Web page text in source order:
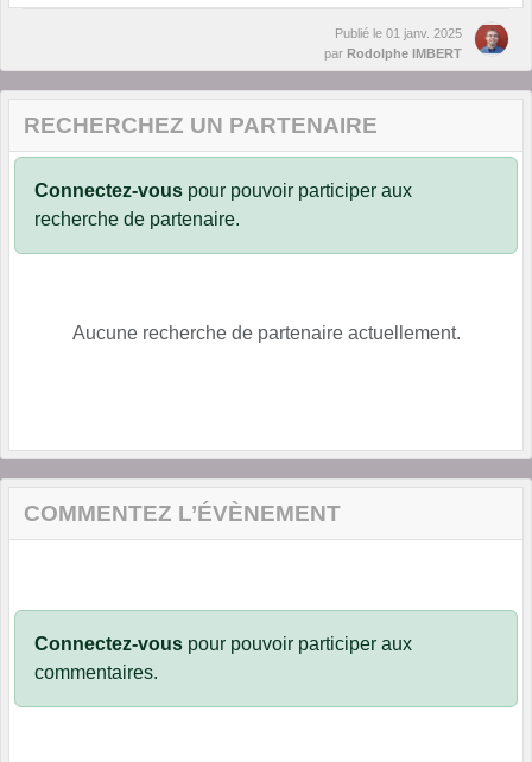
Publié le 01 janv. 2025
par Rodolphe IMBERT
RECHERCHEZ UN PARTENAIRE
Connectez-vous pour pouvoir participer aux
recherche de partenaire.
Aucune recherche de partenaire actuellement.
COMMENTEZ L’ÉVÈNEMENT
Connectez-vous pour pouvoir participer aux
commentaires.